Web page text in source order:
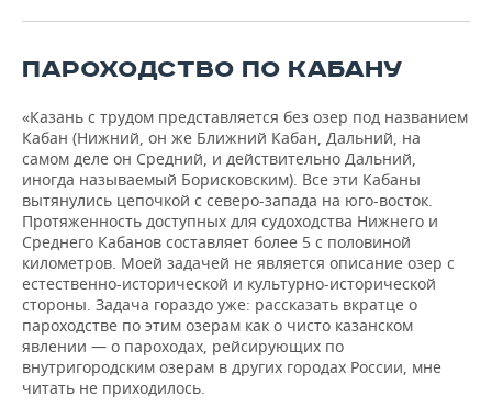
ВОЛЕЙБОЛ
КИБЕРСПОРТ
ФИГУРНОЕ КАТАНИЕ
ВОДНЫЕ ВИДЫ СПОРТА
ХОККЕЙ С МЯЧОМ
ИСТОРИЯ
КУЛЬТУРА
МЕДИЦИНА
ОБРАЗОВАНИЕ
ПРОИСШЕСТВИЯ
СПИСОК ПЕРСОН
СПИСОК КОМПАНИЙ
ПОЛНАЯ ВЕРСИЯ
ПАРОХОДСТВО ПО КАБАНУ
«Казань с трудом представляется без озер под названием
Кабан (Нижний, он же Ближний Кабан, Дальний, на
самом деле он Средний, и действительно Дальний,
иногда называемый Борисковским). Все эти Кабаны
вытянулись цепочкой с северо-запада на юго-восток.
Протяженность доступных для судоходства Нижнего и
Среднего Кабанов составляет более 5 с половиной
километров. Моей задачей не является описание озер с
естественно-исторической и культурно-исторической
стороны. Задача гораздо уже: рассказать вкратце о
пароходстве по этим озерам как о чисто казанском
явлении — о пароходах, рейсирующих по
внутригородским озерам в других городах России, мне
читать не приходилось.